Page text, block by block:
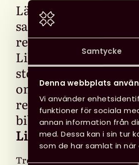
Samtycke
Denna webbplats
Vi använder
funktioner för sociala
annan information från
med. Dessa kan i sin tur
som de har samlat in
Läsning måste bli en
samhället och stå
regeringens
Liberalerna, som
stödja en
om bemannade
biblioteksförenings
Linderi Uppsala
Tre dagar innan valet den